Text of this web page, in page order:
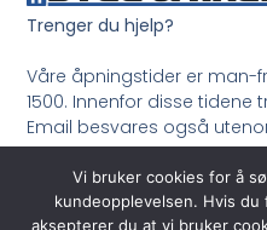
Trenger du hjelp?
Våre åpningstider er man-
1500. Innenfor disse tidene
Email besvares også
Ring oss på 33 99 35 50
Vi bruker cookies for å
kundeopplevelsen. Hvis
aksepterer du at vi bruker